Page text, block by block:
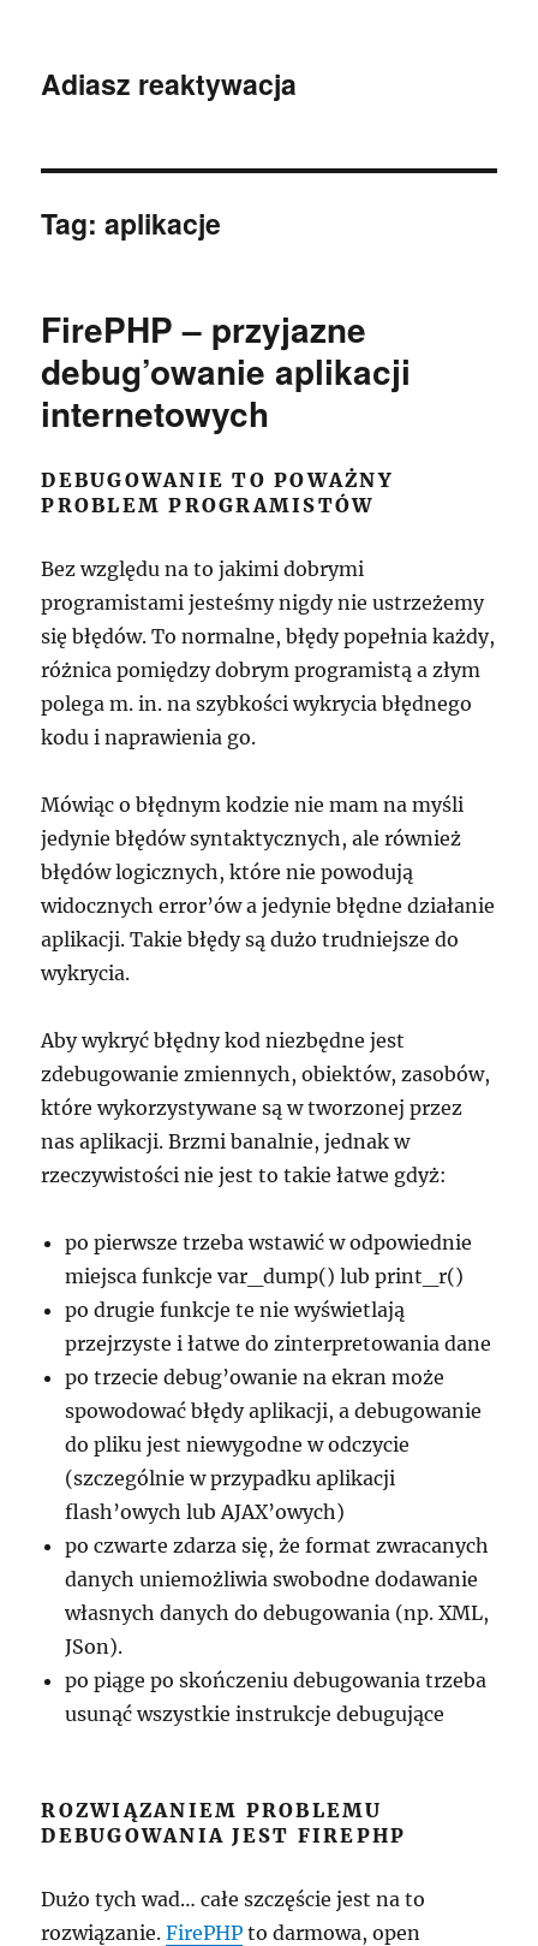
Adiasz reaktywacja
Tag:aplikacje
FirePHP – przyjazne
debug’owanie aplikacji
internetowych
DEBUGOWANIE TO POWAŻNY
PROBLEM PROGRAMISTÓW
Bez względu na to jakimi dobrymi
programistami jesteśmy nigdy nie ustrzeżemy
się błędów. To normalne, błędy popełnia każdy,
różnica pomiędzy dobrym programistą a złym
polega m. in. na szybkości wykrycia błędnego
kodu i naprawienia go.
Mówiąc o błędnym kodzie nie mam na myśli
jedynie błędów syntaktycznych, ale również
błędów logicznych, które nie powodują
widocznych error’ów a jedynie błędne działanie
aplikacji. Takie błędy są dużo trudniejsze do
wykrycia.
Aby wykryć błędny kod niezbędne jest
zdebugowanie zmiennych, obiektów, zasobów,
które wykorzystywane są w tworzonej przez
nas aplikacji. Brzmi banalnie, jednak w
rzeczywistości nie jest to takie łatwe gdyż:
po pierwsze trzeba wstawić w odpowiednie
miejsca funkcje var_dump() lub print_r()
po drugie funkcje te nie wyświetlają
przejrzyste i łatwe do zinterpretowania dane
po trzecie debug’owanie na ekran może
spowodować błędy aplikacji, a debugowanie
do pliku jest niewygodne w odczycie
(szczególnie w przypadku aplikacji
flash’owych lub AJAX’owych)
po czwarte zdarza się, że format zwracanych
danych uniemożliwia swobodne dodawanie
własnych danych do debugowania (np. XML,
JSon).
po piąge po skończeniu debugowania trzeba
usunąć wszystkie instrukcje debugujące
ROZWIĄZANIEM PROBLEMU
DEBUGOWANIA JEST FIREPHP
Dużo tych wad… całe szczęście jest na to
rozwiązanie.FirePHP to darmowa, open